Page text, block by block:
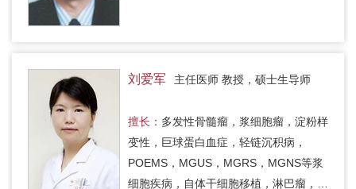
刘爱军 主任医师 教授，硕士生导师
擅长： 多发性骨髓瘤，浆细胞瘤，淀粉样
变性，巨球蛋白血症，轻链沉积病，
POEMS，MGUS，MGRS，MGNS等浆
细胞疾病，自体干细胞移植，淋巴瘤，骨